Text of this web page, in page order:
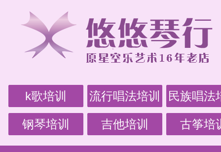
k歌培训 流行唱法培训 民族唱法
钢琴培训 吉他培训 古筝培